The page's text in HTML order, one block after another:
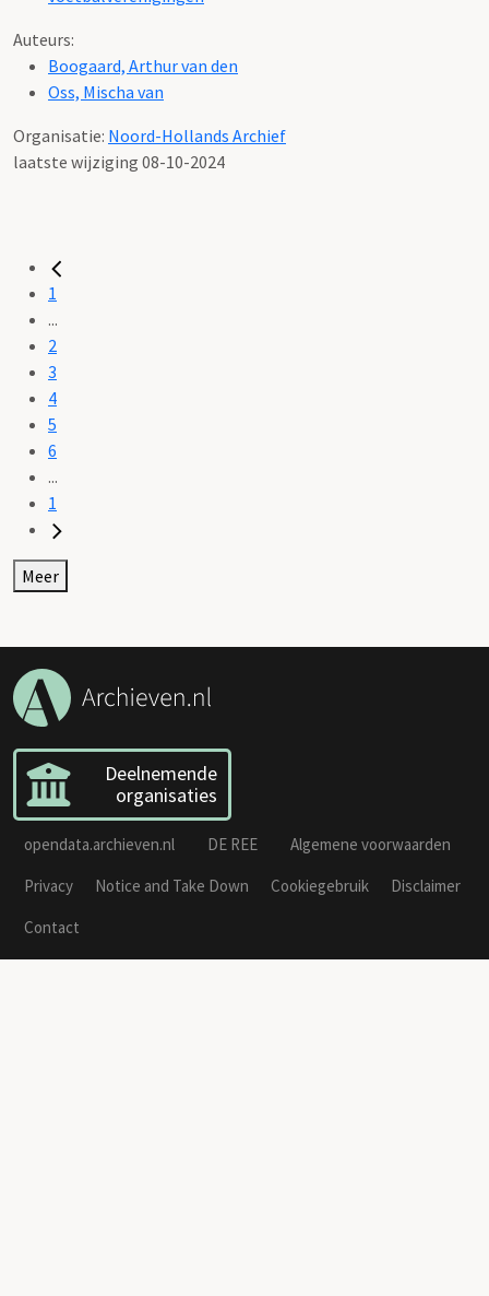
Auteurs:
Boogaard, Arthur van den
Oss, Mischa van
Organisatie: Noord-Hollands Archief
laatste wijziging 08-10-2024
1
...
2
3
4
5
6
...
1
Meer
Deelnemende
organisaties
opendata.archieven.nl DE REE
Algemene voorwaarden
Privacy
Notice and Take Down Cookiegebruik
Disclaimer
Contact